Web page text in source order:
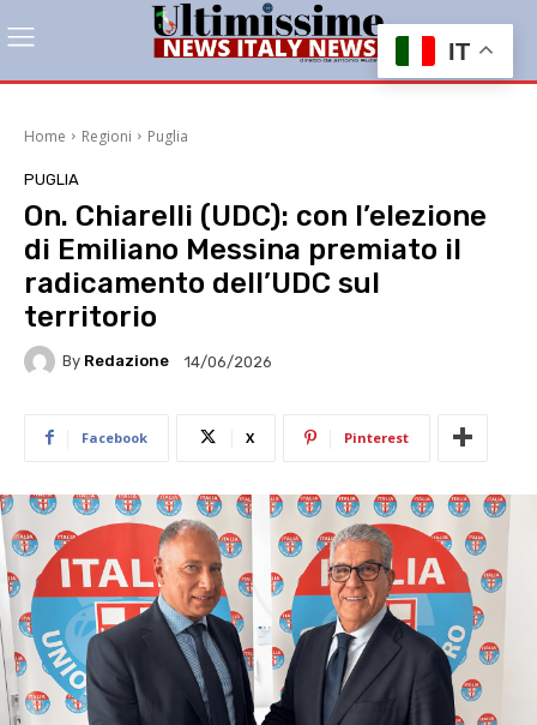
Home Regioni Puglia
PUGLIA
On. Chiarelli (UDC): con l’elezione
di Emiliano Messina premiato il
radicamento dell’UDC sul
territorio
By Redazione 14/06/2026
Facebook X Pinterest
IT